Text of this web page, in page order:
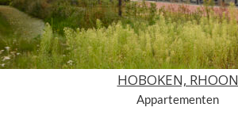
HOBOKEN, RHOON
Appartementen